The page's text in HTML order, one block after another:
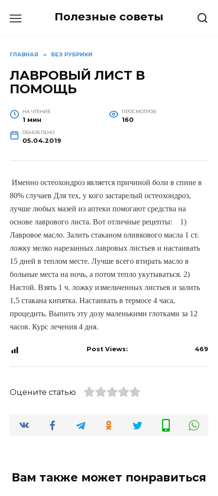
Полезные советы
ГЛАВНАЯ » БЕЗ РУБРИКИ
ЛАВРОВЫЙ ЛИСТ В
ПОМОЩЬ
НА ЧТЕНИЕ
1 мин
ПРОСМОТРОВ
160
ОБНОВЛЕНО
05.04.2019
80% случаев Для тех, у кого застарелый остеохондроз,
лучше любых мазей из аптеки помогают средства на
основе лаврового листа. Вот отличные рецепты:
1)
Лавровое масло. Залить стаканом оливкового масла 1 ст.
ложку мелко нарезанных лавровых листьев и настаивать
15 дней в теплом месте. Лучше всего втирать масло в
больные места на ночь, а потом тепло укутываться. 2)
Настой. Взять 1 ч. ложку измельченных листьев и залить
1,5 стакана кипятка. Настаивать в термосе 4 часа,
процедить. Выпить эту дозу маленькими глотками за 12
часов. Курс лечения 4 дня.
Post Views: 469
Оцените статью
Вам также может понравиться